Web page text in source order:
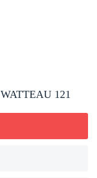
121